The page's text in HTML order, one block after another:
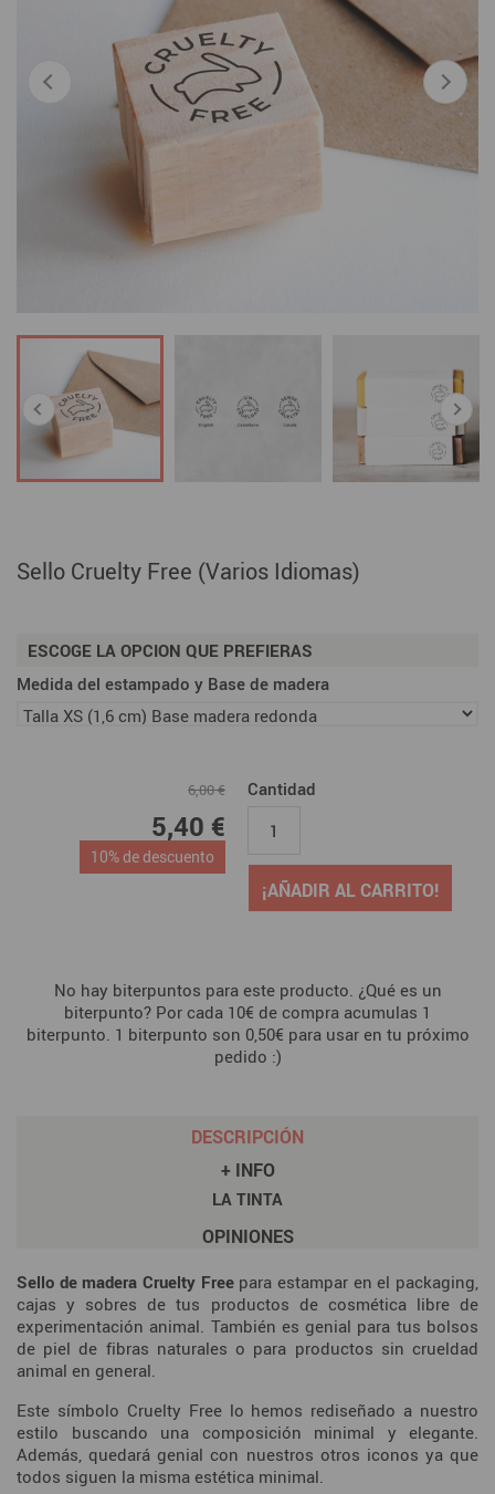
Sello Cruelty Free (Varios Idiomas)
ESCOGE LA OPCION QUE PREFIERAS
Medida del estampado y Base de madera
6,00 €
5,40 €
10% de descuento
Cantidad
¡AÑADIR AL CARRITO!
No hay biterpuntos para este producto. ¿Qué es un
biterpunto? Por cada 10€ de compra acumulas 1
biterpunto. 1 biterpunto son 0,50€ para usar en tu próximo
pedido :)
DESCRIPCIÓN
+ INFO
LA TINTA
OPINIONES
Sello de madera Cruelty Free para estampar en el packaging,
cajas y sobres de tus productos de cosmética libre de
experimentación animal. También es genial para tus bolsos
de piel de fibras naturales o para productos sin crueldad
animal en general.
Este símbolo Cruelty Free lo hemos rediseñado a nuestro
estilo buscando una composición minimal y elegante.
Además, quedará genial con nuestros otros iconos ya que
todos siguen la misma estética minimal.